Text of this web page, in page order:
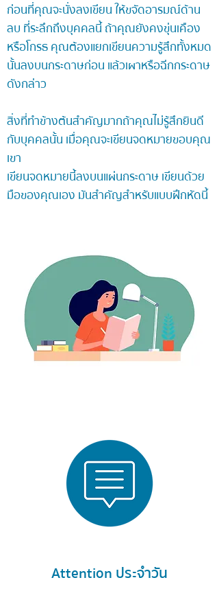
ก่อนที่คุณจะนั่งลงเขียน ให้ขจัดอารมณ์ด้าน
ลบ ที่ระลึกถึงบุคคลนี้ถ้าคุณยังคงขุ่นเคือง
หรือโกรธ คุณต้องแยกเขียนความรู้สึกทั้งหมด
นั้นลงบนกระดาษก่อน แล้วเผาหรือฉีกกระดาษ
ดังกล่าว
สิ่งที่ทำข้างต้นสำคัญมากถ้าคุณไม่รู้สึกยินดี
กับบุคคลนั้น เมื่อคุณจะเขียนจดหมายขอบคุณ
เขา
เขียนจดหมายนี้ลงบนแผ่นกระดาษ เขียนด้วย
มือของคุณเอง มันสำคัญสำหรับแบบฝึกหัดนี้
Attention ประจำวัน